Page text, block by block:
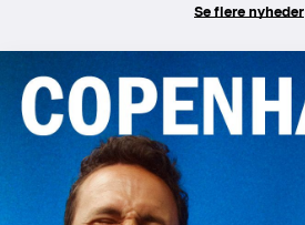
Se flere nyheder